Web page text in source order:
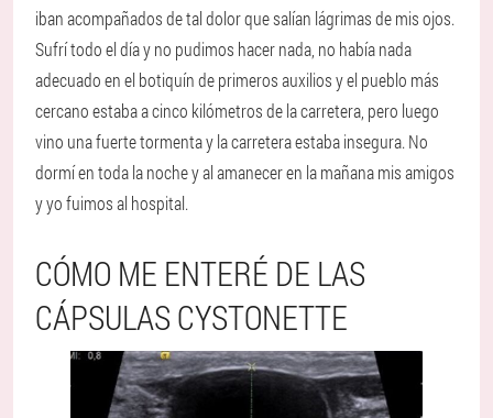
iban acompañados de tal dolor que salían lágrimas de mis ojos.
Sufrí todo el día y no pudimos hacer nada, no había nada
adecuado en el botiquín de primeros auxilios y el pueblo más
cercano estaba a cinco kilómetros de la carretera, pero luego
vino una fuerte tormenta y la carretera estaba insegura. No
dormí en toda la noche y al amanecer en la mañana mis amigos
y yo fuimos al hospital.
CÓMO ME ENTERÉ DE LAS
CÁPSULAS CYSTONETTE